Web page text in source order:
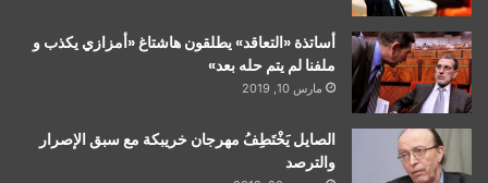
أساتذة «التعاقد» يطلقون هاشتاغ «أمزازي يكذب و
ملفنا لم يتم حله بعد»
مارس 10, 2019
الصايل يَخْتَطِفُ مهرجان خريبكة مع سبق الإصرار
والترصد